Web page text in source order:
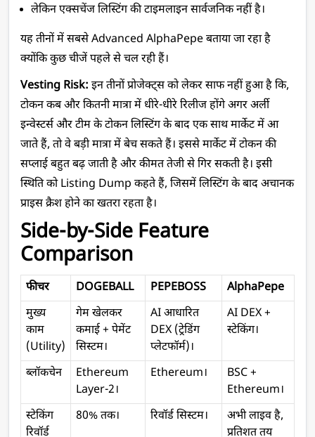
लेकिन एक्सचेंज लिस्टिंग की टाइमलाइन सार्वजनिक नहीं है।
यह तीनों में सबसे Advanced AlphaPepe बताया जा रहा है
क्योंकि कुछ चीजें पहले से चल रही हैं।
Vesting Risk: इन तीनों प्रोजेक्ट्स को लेकर साफ नहीं हुआ है कि,
टोकन कब और कितनी मात्रा में धीरे-धीरे रिलीज होंगे अगर अर्ली
इन्वेस्टर्स और टीम के टोकन लिस्टिंग के बाद एक साथ मार्केट में आ
जाते हैं, तो वे बड़ी मात्रा में बेच सकते हैं। इससे मार्केट में टोकन की
सप्लाई बहुत बढ़ जाती है और कीमत तेजी से गिर सकती है। इसी
स्थिति को Listing Dump कहते हैं, जिसमें लिस्टिंग के बाद अचानक
प्राइस क्रैश होने का खतरा रहता है।
Side-by-Side Feature
Comparison
फीचर DOGEBALL PEPEBOSS
AlphaPepe
मुख्य
काम
(Utility)
गेम खेलकर
कमाई + पेमेंट
सिस्टम।
AI आधारित
DEX (ट्रेडिंग
प्लेटफॉर्म)।
AI DEX +
स्टेकिंग।
ब्लॉकचेन
Ethereum
Layer-2।
Ethereum।
BSC +
Ethereum।
स्टेकिंग
रिवॉर्ड
80% तक। रिवॉर्ड सिस्टम।
अभी लाइव है,
प्रतिशत तय